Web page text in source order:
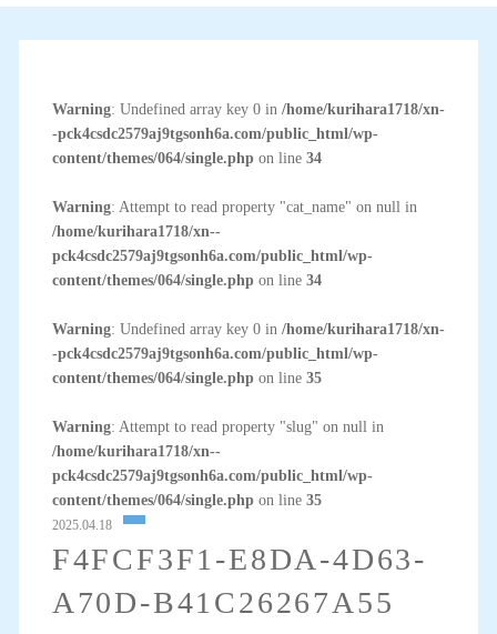
Warning: Undefined array key 0 in /home/kurihara1718/xn-
-pck4csdc2579aj9tgsonh6a.com/public_html/wp-
content/themes/064/single.phpon line 34
Warning: Attempt to read property "cat_name" on null in
/home/kurihara1718/xn--
pck4csdc2579aj9tgsonh6a.com/public_html/wp-
content/themes/064/single.phpon line 34
Warning: Undefined array key 0 in /home/kurihara1718/xn-
-pck4csdc2579aj9tgsonh6a.com/public_html/wp-
content/themes/064/single.phpon line 35
Warning: Attempt to read property "slug" on null in
/home/kurihara1718/xn--
pck4csdc2579aj9tgsonh6a.com/public_html/wp-
content/themes/064/single.phpon line 35
2025.04.18
F4FCF3F1-E8DA-4D63-
A70D-B41C26267A55